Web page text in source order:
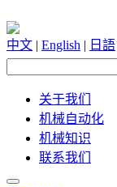
中文 | English | 日語
关于我们
机械自动化
机械知识
联系我们